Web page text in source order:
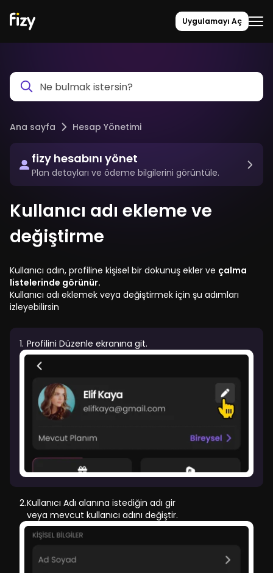
Uygulamayı Aç
Ana sayfa Hesap Yönetimi
fizy hesabını yönet
Plan detayları ve ödeme bilgilerini görüntüle.
Kullanıcı adı ekleme ve
değiştirme
Kullanıcı adın, profiline kişisel bir dokunuş ekler ve çalma
listelerinde görünür.
Kullanıcı adı eklemek veya değiştirmek için şu adımları
izleyebilirsin
1. Profilini Düzenle ekranına git.
2.Kullanıcı Adı alanına istediğin adı gir
veya mevcut kullanıcı adını değiştir.